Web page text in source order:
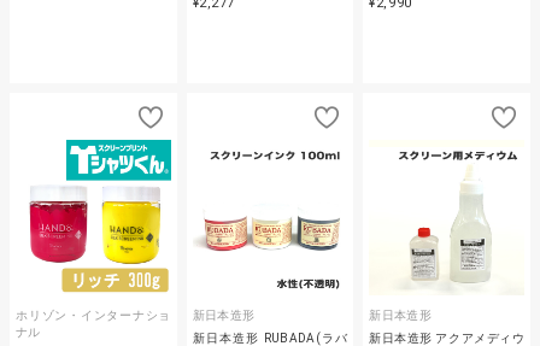
ホリゾン・インターナショ
ナル
新日本造形
新日本造形 RUBADA(ラバ
新日本造形
新日本造形 アクアメディウ